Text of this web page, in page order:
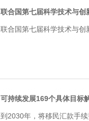
联合国第七届科学技术与创
联合国第七届科学技术与创
可持续发展169个具体目标
到2030年，将移民汇款手